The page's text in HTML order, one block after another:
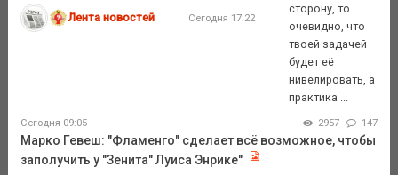
Лента новостей Сегодня 17:22
сторону, то
очевидно, что
твоей задачей
будет её
нивелировать, а
практика ...
Сегодня 09:05 2957 147
Марко Гевеш: "Фламенго" сделает всё возможное, чтобы
заполучить у "Зенита" Луиса Энрике"